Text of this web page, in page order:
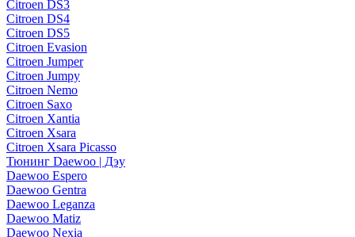
Citroen DS3
Citroen DS4
Citroen DS5
Citroen Evasion
Citroen Jumper
Citroen Jumpy
Citroen Nemo
Citroen Saxo
Citroen Xantia
Citroen Xsara
Citroen Xsara Picasso
Тюнинг Daewoo | Дэу
Daewoo Espero
Daewoo Gentra
Daewoo Leganza
Daewoo Matiz
Daewoo Nexia